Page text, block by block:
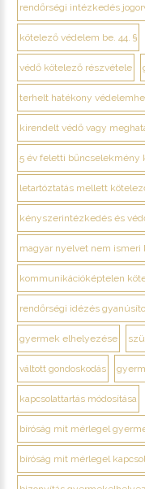
rendőrségi intézkedés
kötelező védelem be. 44. §
védő kötelező részvétele
terhelt hatékony
kirendelt védő vagy
5 év feletti bűncselekmény
letartóztatás mellett
kényszerintézkedés és
magyar nyelvet nem ismeri
kommunikációképtelen
rendőrségi idézés
gyermek elhelyezése
váltott gondoskodás
kapcsolattartás módosítása
bíróság mit mérlegel
bíróság mit mérlegel